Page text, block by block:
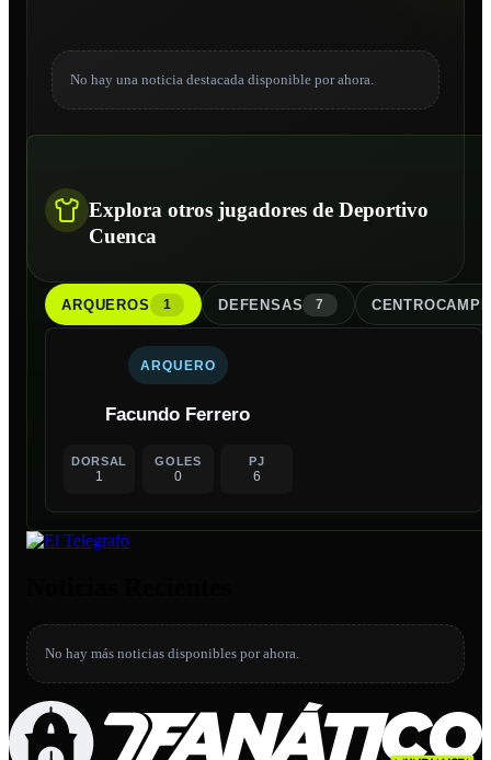
No hay una noticia destacada disponible por ahora.
Explora otros jugadores de Deportivo
Cuenca
ARQUEROS 1 DEFENSAS 7
ARQUERO
Facundo Ferrero
DORSAL
1
GOLES
0
PJ
6
No hay más noticias disponibles por ahora.